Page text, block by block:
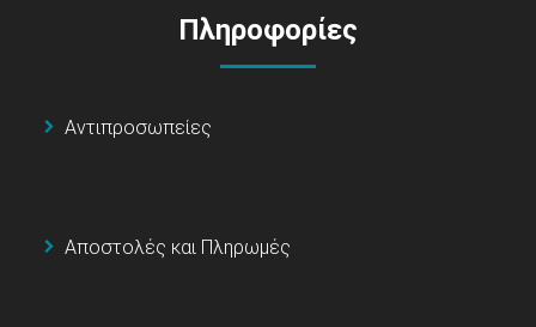
Πληροφορίες
Αντιπροσωπείες
Αποστολές και Πληρωμές